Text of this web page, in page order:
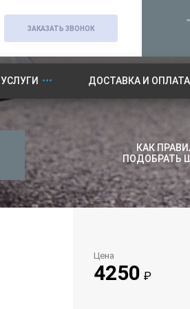
ЗАКАЗАТЬ ЗВОНОК
УСЛУГИ ДОСТАВКА И ОПЛАТА
КАК
ПОДОБРАТЬ
Цена
4250 ₽